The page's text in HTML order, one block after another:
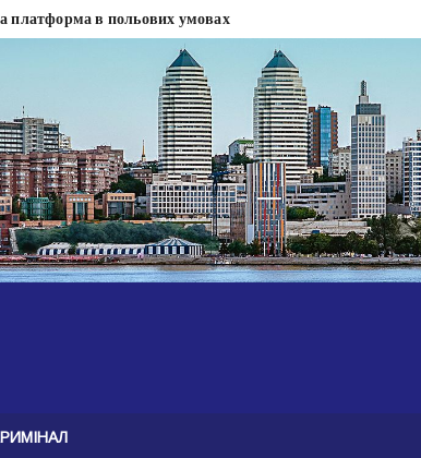
платформа в польових умовах
міськради Дніпра — ЗМІ
нелегального бізнесу, збагатився під час війни — ЗМІ
записали звернення про ситуацію на фронті
Безугла закликає валити Сирського
моду
керівництва армії